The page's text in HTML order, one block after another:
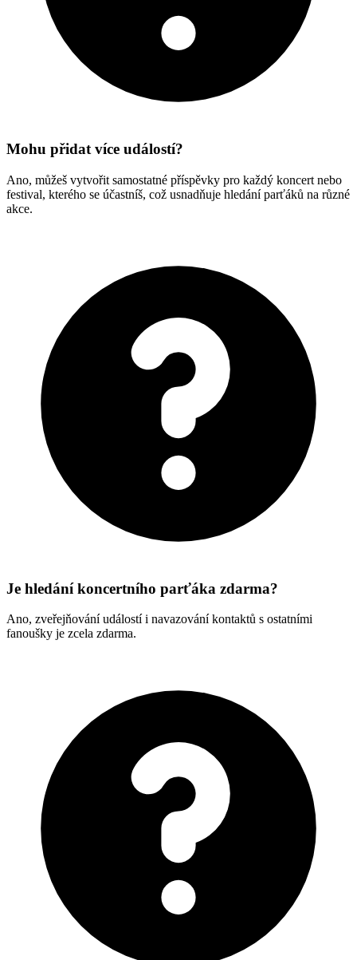
Mohu přidat více událostí?
Ano, můžeš vytvořit samostatné příspěvky pro každý koncert nebo
festival, kterého se účastníš, což usnadňuje hledání parťáků na různé
akce.
Je hledání koncertního parťáka zdarma?
Ano, zveřejňování událostí i navazování kontaktů s ostatními
fanoušky je zcela zdarma.